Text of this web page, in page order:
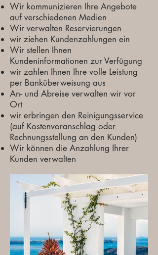
Wir kommunizieren Ihre Angebote
auf verschiedenen Medien
Wir verwalten Reservierungen
wir ziehen Kundenzahlungen ein
Wir stellen Ihnen
Kundeninformationen zur Verfügung
wir zahlen Ihnen Ihre volle Leistung
per Banküberweisung aus
An- und Abreise verwalten wir vor
Ort
wir erbringen den Reinigungsservice
(auf Kostenvoranschlag oder
Rechnungsstellung an den Kunden)
Wir können die Anzahlung Ihrer
Kunden verwalten